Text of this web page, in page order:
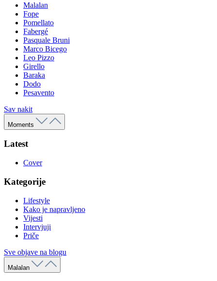
Malalan
Fope
Pomellato
Fabergé
Pasquale Bruni
Marco Bicego
Leo Pizzo
Girello
Baraka
Dodo
Pesavento
Sav nakit
Moments
Latest
Cover
Kategorije
Lifestyle
Kako je napravljeno
Vijesti
Intervjuji
Priče
Sve objave na blogu
Malalan